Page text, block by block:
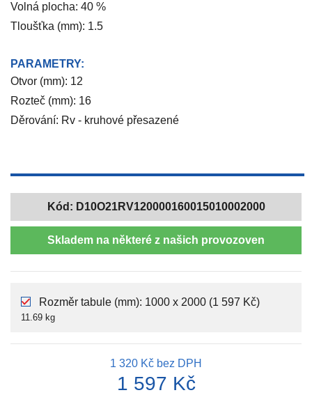
Volná plocha: 40 %
Tloušťka (mm): 1.5
PARAMETRY:
Otvor (mm): 12
Rozteč (mm): 16
Děrování: Rv - kruhové přesazené
Kód: D10O21RV120000160015010002000
Skladem na některé z našich provozoven
Rozměr tabule (mm): 1000 x 2000 (1 597 Kč)
11.69 kg
1 320 Kč bez DPH
1 597 Kč